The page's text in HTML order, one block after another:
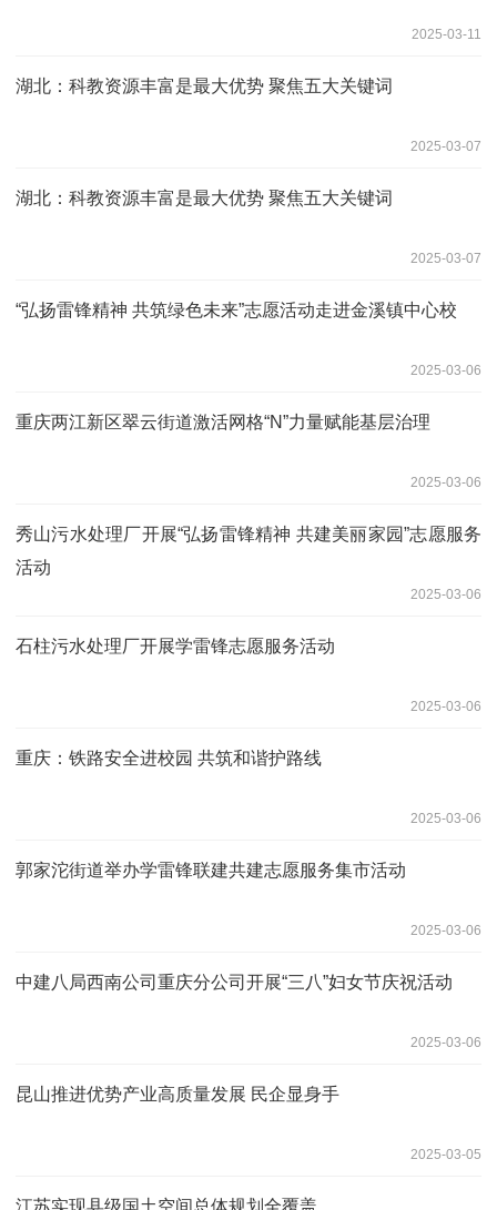
2025-03-11
湖北：科教资源丰富是最大优势 聚焦五大关键词
2025-03-07
湖北：科教资源丰富是最大优势 聚焦五大关键词
2025-03-07
“弘扬雷锋精神 共筑绿色未来”志愿活动走进金溪镇中心校
2025-03-06
重庆两江新区翠云街道激活网格“N”力量赋能基层治理
2025-03-06
秀山污水处理厂开展“弘扬雷锋精神 共建美丽家园”志愿服务
活动
2025-03-06
石柱污水处理厂开展学雷锋志愿服务活动
2025-03-06
重庆：铁路安全进校园 共筑和谐护路线
2025-03-06
郭家沱街道举办学雷锋联建共建志愿服务集市活动
2025-03-06
中建八局西南公司重庆分公司开展“三八”妇女节庆祝活动
2025-03-06
昆山推进优势产业高质量发展 民企显身手
2025-03-05
江苏实现县级国土空间总体规划全覆盖